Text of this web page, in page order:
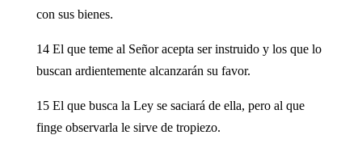
con sus bienes.
14 El que teme al Señor acepta ser instruido y los que lo
buscan ardientemente alcanzarán su favor.
15 El que busca la Ley se saciará de ella, pero al que
finge observarla le sirve de tropiezo.